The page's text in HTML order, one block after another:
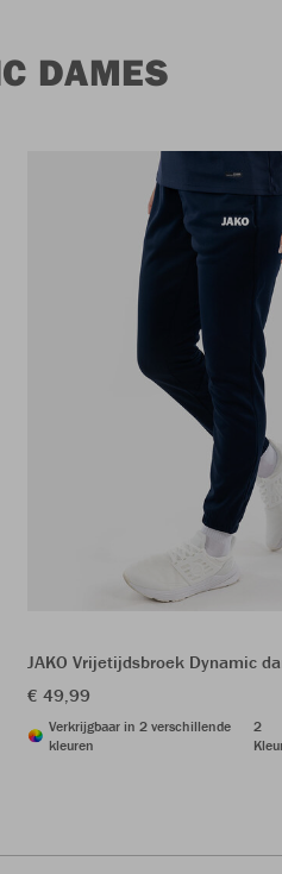
DAMES
JAKO Vrijetijdsbroek Dynamic
€ 49,99
Verkrijgbaar in 2 verschillende
kleuren
2